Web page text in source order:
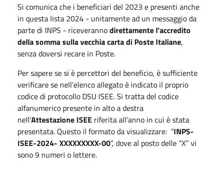
Si comunica che i beneficiari del 2023 e presenti anche
in questa lista 2024 - unitamente ad un messaggio da
parte di INPS - riceverannodirettamente l’accredito
della somma sulla vecchia carta di Poste Italiane,
senza doversi recare in Poste.
Per sapere se si è percettori del beneficio, è sufficiente
verificare se nell’elenco allegato è indicato il proprio
codice di protocollo DSU ISEE. Si tratta del codice
alfanumerico presente in alto a destra
nell'Attestazione ISEE riferita all'anno in cui è stata
presentata. Questo il formato da visualizzare: “INPS-
ISEE-2024- XXXXXXXXX-00”, dove al posto delle “X” vi
sono 9 numeri o lettere.